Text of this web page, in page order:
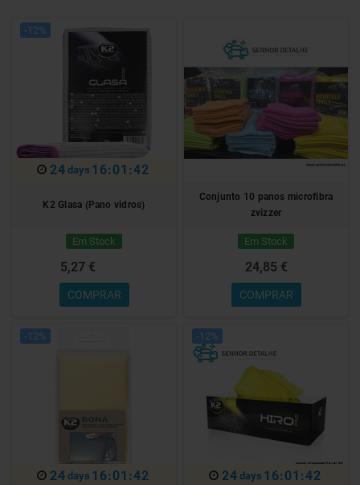
-12%
24 days 16:01:41
K2 Glasa (Pano vidros)
Em Stock
5,27 €
COMPRAR
Conjunto 10 panos microfibra
zvizzer
Em Stock
24,85 €
COMPRAR
-12%
24 days 16:01:41
-12%
24 days 16:01:41